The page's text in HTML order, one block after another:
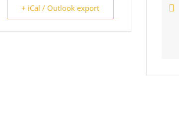
+ iCal / Outlook export